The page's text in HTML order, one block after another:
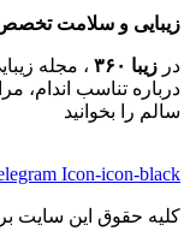
زیبایی و سلامت
در زیبا ۳۶۰
، مجله
درباره تناسب اندام،
سالم را بخوانید
Icon-icon-black
کلیه حقوق این سایت